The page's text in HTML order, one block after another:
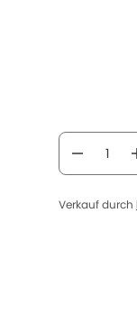
Verkauf durch